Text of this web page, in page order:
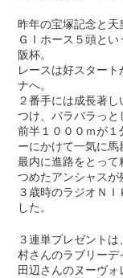
昨年の宝塚記念と天
ＧⅠホース５頭とい
阪杯。
レースは好スター
ナへ。
２番手には成長著
つけ、バラバラっと
前半１０００ｍが
ーにかけて一気に馬
最内に進路をとっ
つめたアンシャスが
３歳時のラジオＮ
した。
３連単プレゼント
村さんのラブリーデ
田辺さんのヌーヴ